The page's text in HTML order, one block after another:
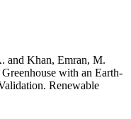
and Khan, Emran, M.
with an Earth-
Renewable